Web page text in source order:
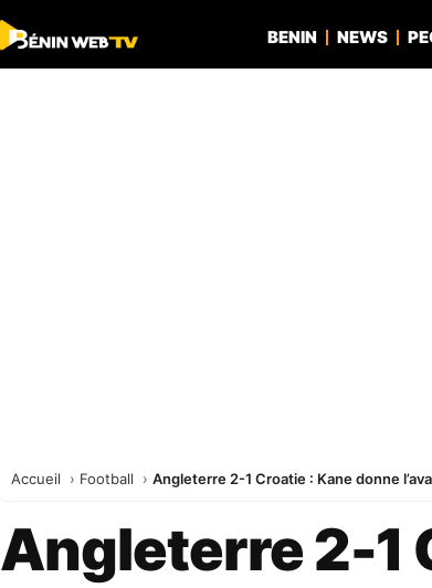
BENIN NEWS
Accueil Football Angleterre 2-1 Croatie : Kane donne
Angleterre 2-1